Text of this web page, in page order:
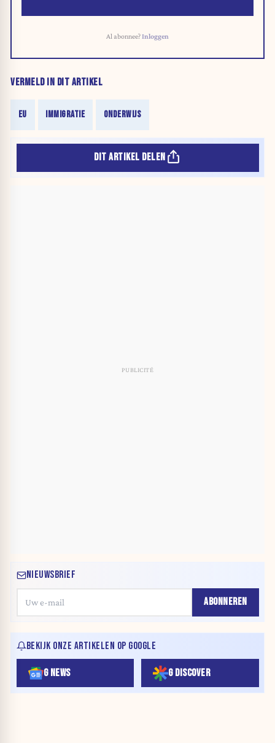
Al abonnee?Inloggen
VERMELD IN DIT ARTIKEL
EU IMMIGRATIE ONDERWIJS
DIT ARTIKEL DELEN
NIEUWSBRIEF
ABONNEREN
BEKIJK ONZE ARTIKELEN OP GOOGLE
G NEWS G DISCOVER